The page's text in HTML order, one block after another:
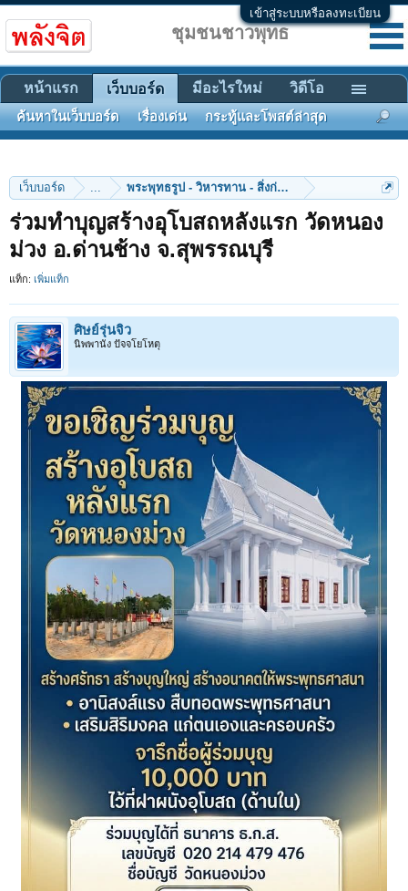
เข้าสู่ระบบหรือลงทะเบียน
เว็บบอร์ด ... พระพุทธรูป - วิหารทาน - สิ่งก่อสร้าง
ร่วมทำบุญสร้างอุโบสถหลังแรก วัดหนอง
ม่วง อ.ด่านช้าง จ.สุพรรณบุรี
แท็ก: เพิ่มแท็ก
ศิษย์รุ่นจิ๋ว
นิพพานัง ปัจจโยโหตุ
ชุมชนชาวพุทธ
หน้าแรก เว็บบอร์ด
ค้นหาในเว็บบอร์ด เรื่องเด่น กระทู้และโพสต์ล่าสุด
มีอะไรใหม่ วิดีโอ